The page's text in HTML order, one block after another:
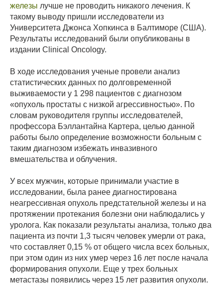
железы лучше не проводить никакого лечения. К
такому выводу пришли исследователи из
Университета Джонса Хопкинса в Балтиморе (США).
Результаты исследований были опубликованы в
издании Clinical Oncology.
В ходе исследования ученые провели анализ
статистических данных по долговременной
выживаемости у 1 298 пациентов с диагнозом
«опухоль простаты с низкой агрессивностью». По
словам руководителя группы исследователей,
профессора Бэллантайна Картера, целью данной
работы было определение возможности больным с
таким диагнозом избежать инвазивного
вмешательства и облучения.
У всех мужчин, которые принимали участие в
исследовании, была ранее диагностирована
неагрессивная опухоль предстательной железы и на
протяжении протекания болезни они наблюдались у
уролога. Как показали результаты анализа, только два
пациента из почти 1,3 тысяч человек умерли от рака,
что составляет 0,15 % от общего числа всех больных,
при этом один из них умер через 16 лет после начала
формирования опухоли. Еще у трех больных
метастазы появились через 15 лет развития опухоли.